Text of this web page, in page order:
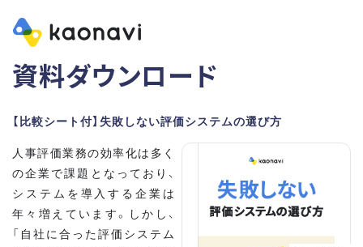
資料ダウンロード
【比較シート付】失敗しない評価システムの選び方
人事評価業務の効率化は多く
の企業で課題となっており、
システムを導入する企業は
年々増えています。しかし、
「自社に合った評価システム